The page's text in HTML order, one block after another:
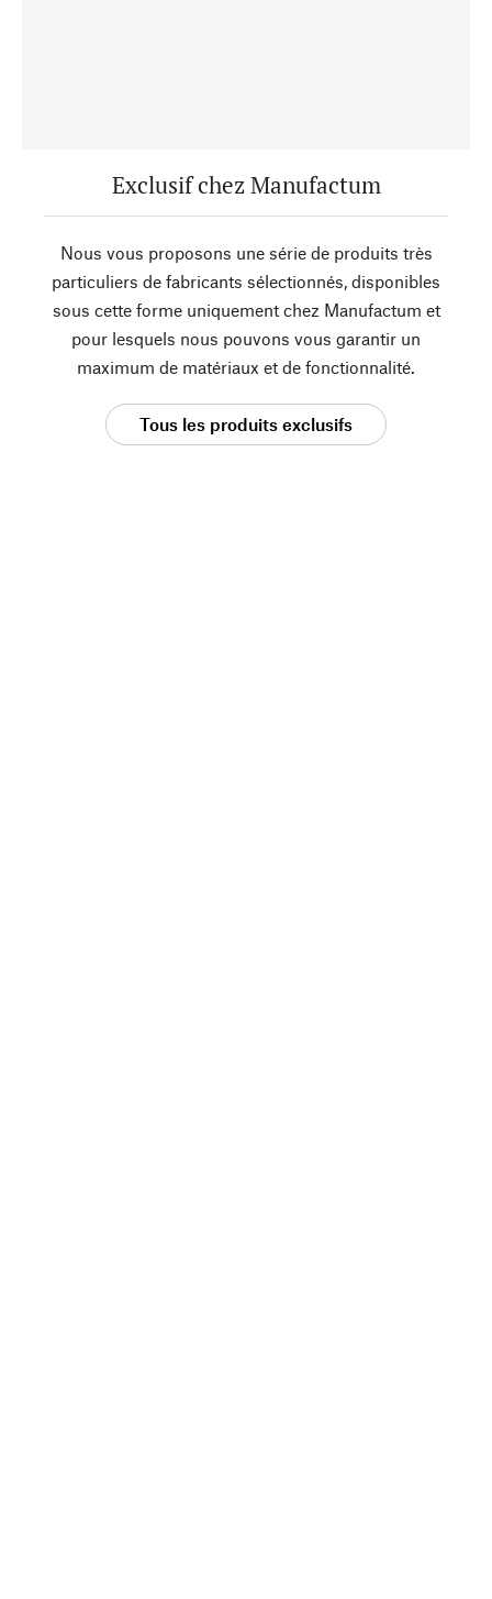
Exclusif chez Manufactum
Nous vous proposons une série de produits très
particuliers de fabricants sélectionnés, disponibles
sous cette forme uniquement chez Manufactum et
pour lesquels nous pouvons vous garantir un
maximum de matériaux et de fonctionnalité.
Tous les produits exclusifs